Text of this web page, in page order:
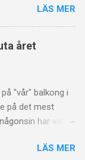
kvarter innan vi
på september
(Kreta)
Jag gick där
högt för mig
taverna som vi
lunch hos henne.
jag spontant,
skulle ha
LÄS MER
året
"vår" balkong i
på det mest
har varit
ochLÄS MER